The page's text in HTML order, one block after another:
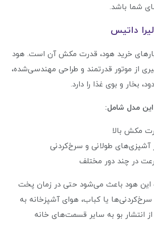
شما باشد.
داتیس
خرید هود، قدرت مکش آن است. هود
از موتور قدرتمند و طراحی مهندسی‌شده،
بخار و بوی غذا را دارد.
مدل شامل:
مکش بالا
آشپزی‌های طولانی و سرخ‌کردنی
در چند دور مختلف
هود باعث می‌شود حتی در زمان پخت
سرخ‌کردنی‌ها یا کباب، هوای آشپزخانه به
انتشار بو به سایر قسمت‌های خانه